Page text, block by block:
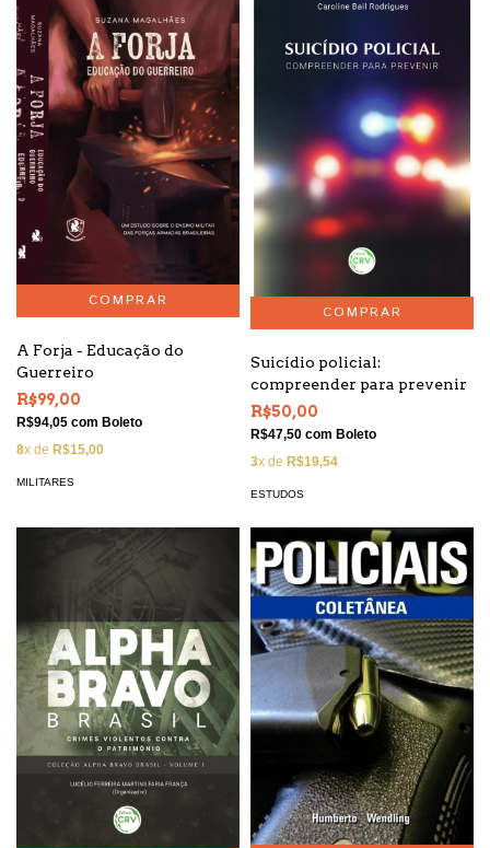
A Forja - Educação do
Guerreiro
R$99,00
R$94,05 com Boleto
8x de R$15,00
MILITARES
Suicídio policial:
compreender para prevenir
R$50,00
R$47,50 com Boleto
3x de R$19,54
ESTUDOS